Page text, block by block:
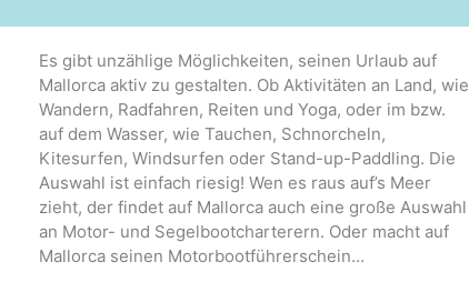
Es gibt unzählige Möglichkeiten, seinen Urlaub auf
Mallorca aktiv zu gestalten. Ob Aktivitäten an Land, wie
Wandern, Radfahren, Reiten und Yoga, oder im bzw.
auf dem Wasser, wie Tauchen, Schnorcheln,
Kitesurfen, Windsurfen oder Stand-up-Paddling. Die
Auswahl ist einfach riesig! Wen es raus auf’s Meer
zieht, der findet auf Mallorca auch eine große Auswahl
an Motor- und Segelbootcharterern. Oder macht auf
Mallorca seinen Motorbootführerschein…